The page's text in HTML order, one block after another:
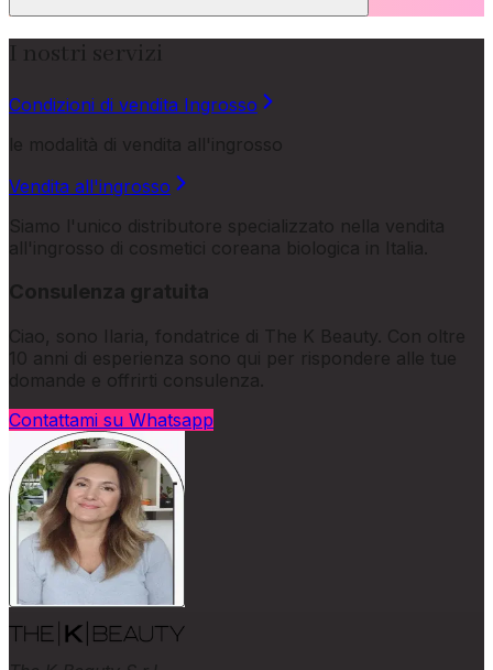
I nostri servizi
Condizioni di vendita Ingrosso
le modalità di vendita all'ingrosso
Vendita all'ingrosso
Siamo l'unico distributore specializzato nella vendita
all'ingrosso di cosmetici coreana biologica in Italia.
Consulenza gratuita
Ciao, sono Ilaria, fondatrice di The K Beauty. Con oltre
10 anni di esperienza sono qui per rispondere alle tue
domande e offrirti consulenza.
Contattami su Whatsapp